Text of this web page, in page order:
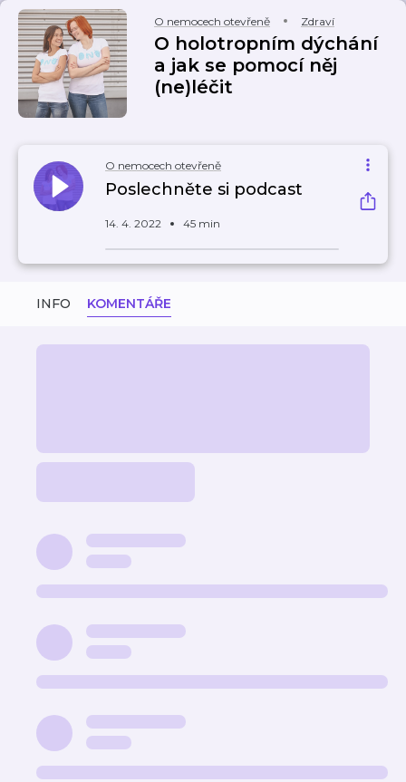
O nemocech otevřeně Zdraví
O holotropním dýchání
a jak se pomocí něj
(ne)léčit
O nemocech otevřeně
Poslechněte si podcast
14. 4. 2022 45 min
INFO KOMENTÁŘE